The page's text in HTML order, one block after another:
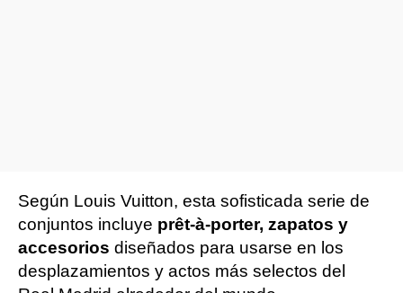
Según Louis Vuitton, esta sofisticada serie de
conjuntos incluye prêt-à-porter, zapatos y
accesorios diseñados para usarse en los
desplazamientos y actos más selectos del